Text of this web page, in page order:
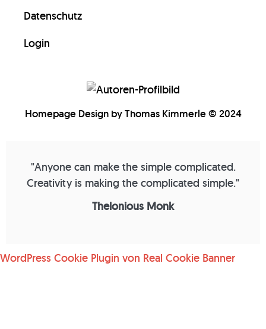
Datenschutz
Login
Homepage Design by Thomas Kimmerle © 2024
"Anyone can make the simple complicated.
Creativity is making the complicated simple."
Thelonious Monk
WordPress Cookie Plugin von Real Cookie Banner